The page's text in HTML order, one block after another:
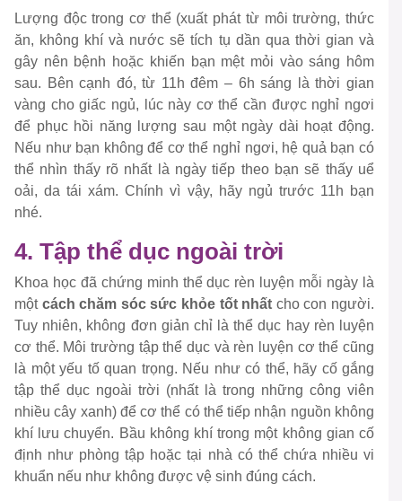
Lượng độc trong cơ thể (xuất phát từ môi trường, thức
ăn, không khí và nước sẽ tích tụ dần qua thời gian và
gây nên bệnh hoặc khiến bạn mệt mỏi vào sáng hôm
sau. Bên cạnh đó, từ 11h đêm – 6h sáng là thời gian
vàng cho giấc ngủ, lúc này cơ thể cần được nghỉ ngơi
để phục hồi năng lượng sau một ngày dài hoạt động.
Nếu như bạn không để cơ thể nghỉ ngơi, hệ quả bạn có
thể nhìn thấy rõ nhất là ngày tiếp theo bạn sẽ thấy uể
oải, da tái xám. Chính vì vậy, hãy ngủ trước 11h bạn
nhé.
4. Tập thể dục ngoài trời
Khoa học đã chứng minh thể dục rèn luyện mỗi ngày là
một cách chăm sóc sức khỏe tốt nhất cho con người.
Tuy nhiên, không đơn giản chỉ là thể dục hay rèn luyện
cơ thể. Môi trường tập thể dục và rèn luyện cơ thể cũng
là một yếu tố quan trọng. Nếu như có thể, hãy cố gắng
tập thể dục ngoài trời (nhất là trong những công viên
nhiều cây xanh) để cơ thể có thể tiếp nhận nguồn không
khí lưu chuyển. Bầu không khí trong một không gian cố
định như phòng tập hoặc tại nhà có thể chứa nhiều vi
khuẩn nếu như không được vệ sinh đúng cách.